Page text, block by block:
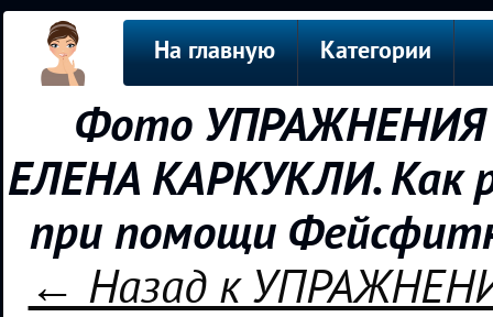
На главную Категории
Фото
ЕЛЕНА КАРКУКЛИ. Как
при помощи
← Назад к